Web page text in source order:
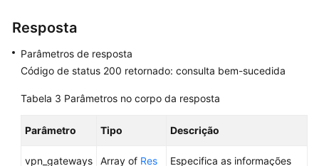
um
de
VPN
da
Resposta
Parâmetros de resposta
Código de status 200 retornado: consulta bem-sucedida
Tabela 3 Parâmetros no corpo da resposta
Parâmetro Tipo Descrição
vpn_gateways Array of Res
Especifica as informações